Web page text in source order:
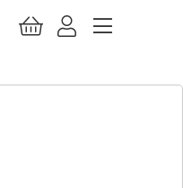
table
PLV